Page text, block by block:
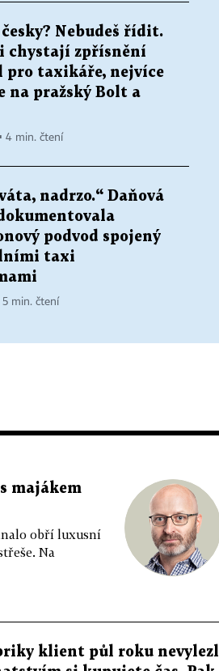
Nebudeš řídit.
chystají zpřísnění
pro taxikáře, nejvíce
na pražský Bolt a
4 min. čtení
nadrzo.“ Daňová
podvod spojený
taxi
5 min. čtení
majákem
obří luxusní
Na
klient půl roku nevylezl